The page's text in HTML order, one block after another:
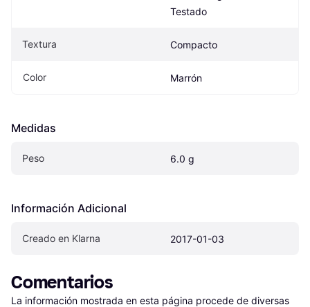
Testado
Textura Compacto
Color Marrón
Medidas
Peso 6.0 g
Información Adicional
Creado en Klarna 2017-01-03
Comentarios
La información mostrada en esta página procede de diversas